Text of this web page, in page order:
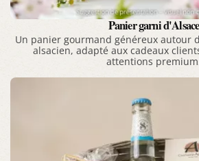
Panier garni d'Alsace
Un panier gourmand généreux autour
alsacien, adapté aux cadeaux
attentions